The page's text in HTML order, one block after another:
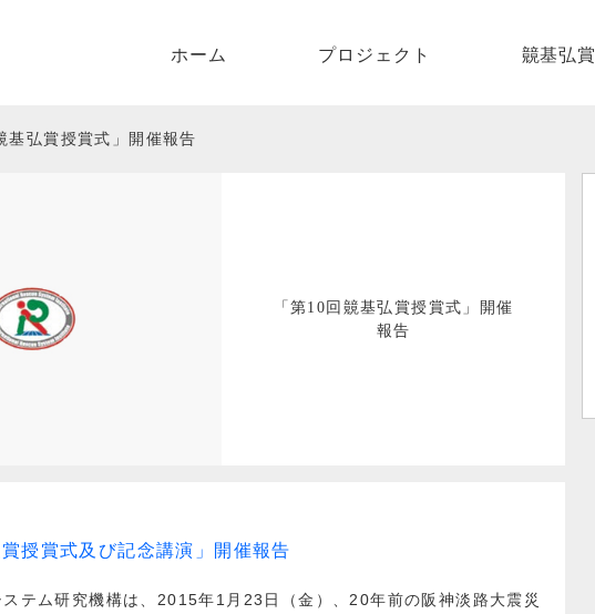
ホーム プロジェクト 竸基弘賞
基弘賞授賞式」開催報告
「第10回竸基弘賞授賞式」開催
報告
賞授賞式及び記念講演」開催報告
ステム研究機構は、2015年1月23日（金）、20年前の阪神淡路大震災